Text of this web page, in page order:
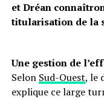
et Dréan
titularisation de la
Une gestion de
Selon Sud-Ouest, le
explique ce large